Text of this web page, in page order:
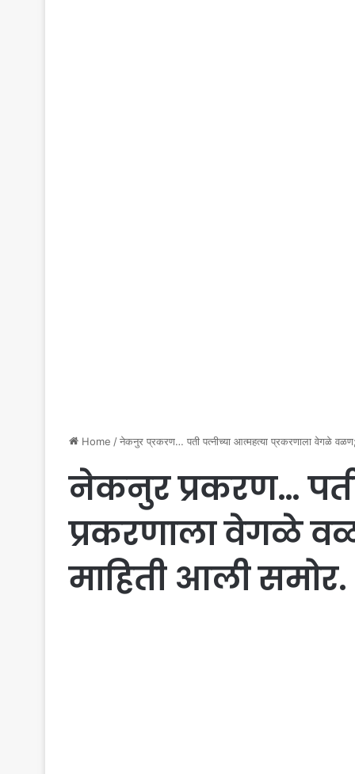
Home /नेकनुर प्रकरण… पती पत्नीच्या आत्महत्या प्रकरणाला वेगळे
नेकनुर प्रकरण…
प्रकरणाला वेगळे
माहिती आली समोर.